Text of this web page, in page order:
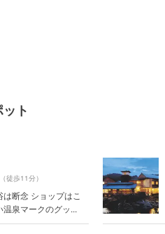
ト
（徒歩11分）
断念 ショップはこ
泉マークのグッ...